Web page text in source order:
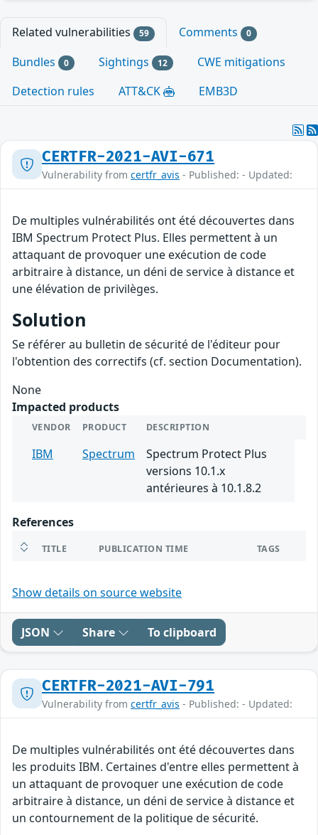
Related vulnerabilities 59 Comments 0
Bundles 0 Sightings 12
CWE mitigations
Detection rules
ATT&CK EMB3D
CERTFR-2021-AVI-671
Vulnerability from certfr_avis - Published: - Updated:
De multiples vulnérabilités ont été découvertes dans
IBM Spectrum Protect Plus. Elles permettent à un
attaquant de provoquer une exécution de code
arbitraire à distance, un déni de service à distance et
une élévation de privilèges.
Solution
Se référer au bulletin de sécurité de l'éditeur pour
l'obtention des correctifs (cf. section Documentation).
None
Impacted products
VENDOR PRODUCT DESCRIPTION
IBM Spectrum
Spectrum Protect Plus
versions 10.1.x
antérieures à 10.1.8.2
References
TITLE PUBLICATION TIME TAGS
Show details on source website
JSON Share To clipboard
CERTFR-2021-AVI-791
Vulnerability from certfr_avis - Published: - Updated:
De multiples vulnérabilités ont été découvertes dans
les produits IBM. Certaines d'entre elles permettent à
un attaquant de provoquer une exécution de code
arbitraire à distance, un déni de service à distance et
un contournement de la politique de sécurité.